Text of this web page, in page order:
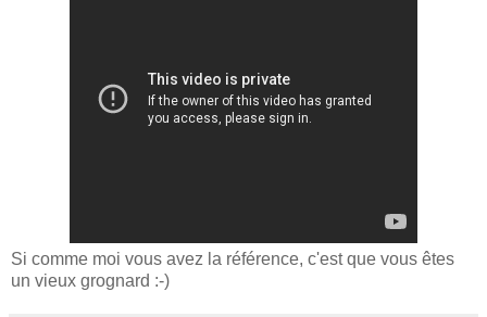
Si comme moi vous avez la référence, c'est que vous êtes
un vieux grognard :-)